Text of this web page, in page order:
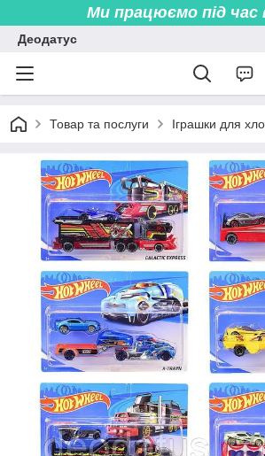
Ми працюємо під час
Деодатус
Товар та послуги Іграшки для